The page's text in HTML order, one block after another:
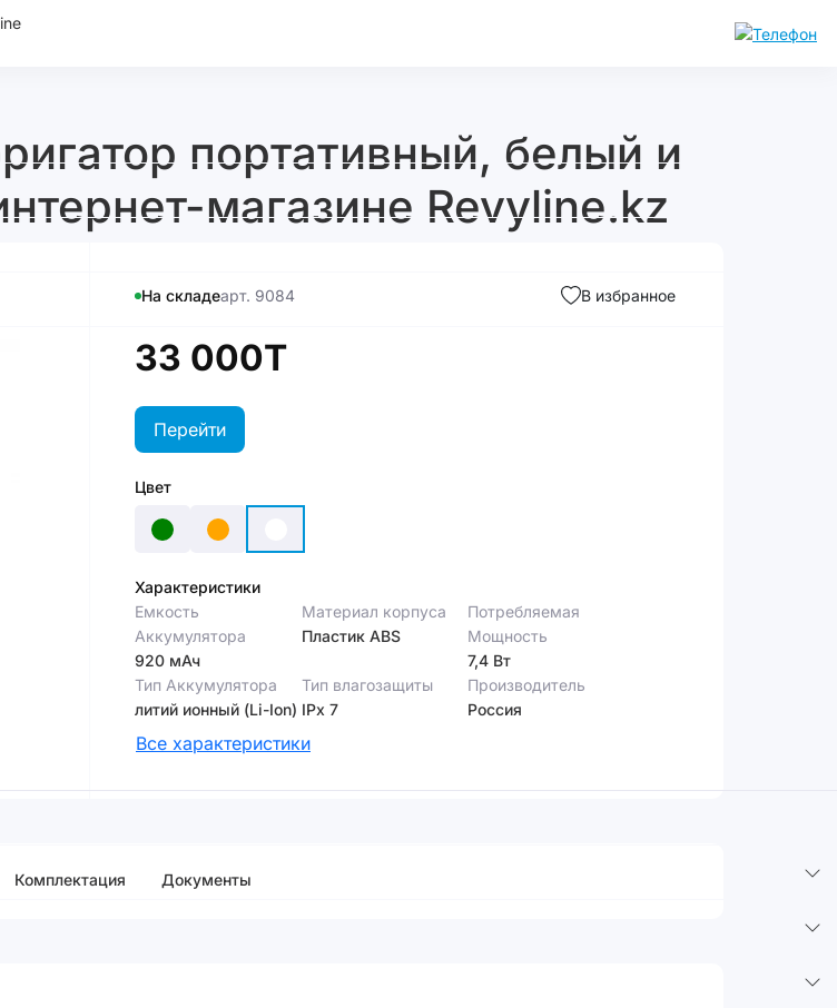
портативный, белый и
магазине Revyline.kz
На складеарт. 9084 В избранное
33 000T
Перейти
Цвет
Характеристики
Емкость
Аккумулятора
920 мАч
Материал корпуса
Пластик ABS
Потребляемая
Мощность
7,4 Вт
Тип Аккумулятора
литий ионный (Li-Ion)
Тип влагозащиты
IPx 7
Производитель
Россия
Все характеристики
Комплектация Документы